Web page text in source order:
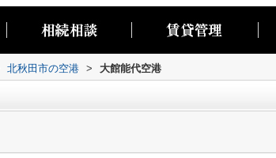
北秋田市の空港 > 大館能代空港